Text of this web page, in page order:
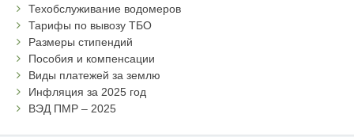
Техобслуживание водомеров
Тарифы по вывозу ТБО
Размеры стипендий
Пособия и компенсации
Виды платежей за землю
Инфляция за 2025 год
ВЭД ПМР – 2025